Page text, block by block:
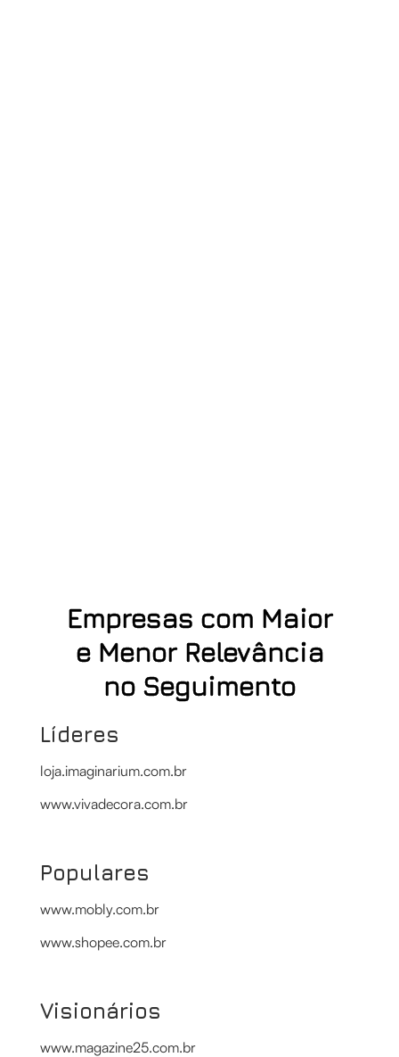
Empresas com Maior
e Menor Relevância
no Seguimento
Líderes
loja.imaginarium.com.br
www.vivadecora.com.br
Populares
www.mobly.com.br
www.shopee.com.br
Visionários
www.magazine25.com.br